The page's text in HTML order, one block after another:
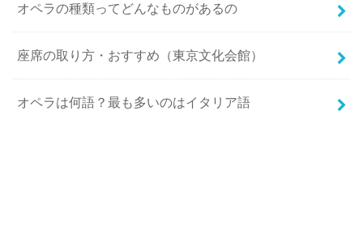
オペラの種類ってどんなものがあるの
座席の取り方・おすすめ（東京文化会館）
オペラは何語？最も多いのはイタリア語